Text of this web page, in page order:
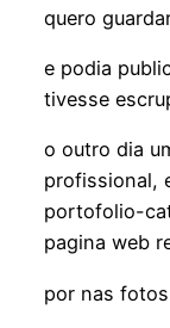
quero
e podia
tivesse
o outro dia
profissional,
portofolio-
pagina web
por nas